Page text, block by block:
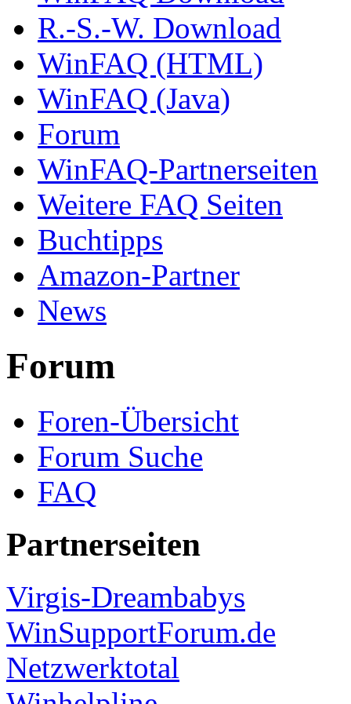
R.-S.-W. Download
WinFAQ (HTML)
WinFAQ (Java)
Forum
WinFAQ-Partnerseiten
Weitere FAQ Seiten
Buchtipps
Amazon-Partner
News
Forum
Foren-Übersicht
Forum Suche
FAQ
Partnerseiten
Virgis-Dreambabys
WinSupportForum.de
Netzwerktotal